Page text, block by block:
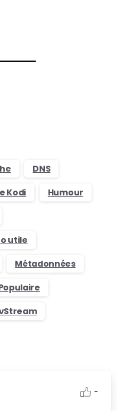
DNS
Kodi
Humour
utile
Métadonnées
-